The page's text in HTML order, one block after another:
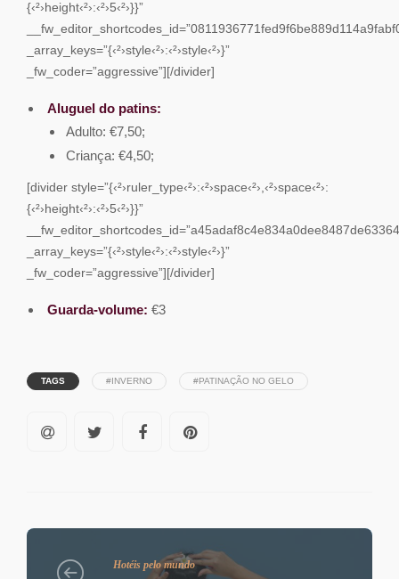
{‹²›height‹²›:‹²›5‹²›}}”
_array_keys=”{‹²›style‹²›:‹²›style‹²›}”
_fw_coder=”aggressive”][/divider]
Aluguel do patins:
Adulto: €7,50;
Criança: €4,50;
[divider style=”{‹²›ruler_type‹²›:‹²›space‹²›,‹²›space‹²›:
{‹²›height‹²›:‹²›5‹²›}}”
_array_keys=”{‹²›style‹²›:‹²›style‹²›}”
_fw_coder=”aggressive”][/divider]
Guarda-volume: €3
TAGS #INVERNO #PATINAÇÃO NO GELO
Hotéis pelo mundo